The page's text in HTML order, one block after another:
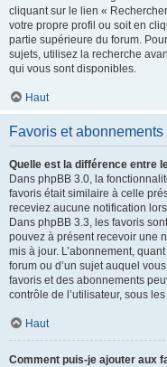
cliquant sur le lien «
votre propre profil ou soit en
partie supérieure du forum.
sujets, utilisez la recherche
qui vous sont disponibles.
Haut
Favoris et abonnements
Quelle est la différence entre
Dans phpBB 3.0, la
favoris était similaire à celle
receviez aucune notification
Dans phpBB 3.3, les favoris
pouvez à présent recevoir une
mis à jour. L’abonnement,
forum ou d’un sujet auquel
favoris et des abonnements
contrôle de l’utilisateur, sous
Haut
Comment puis-je ajouter aux